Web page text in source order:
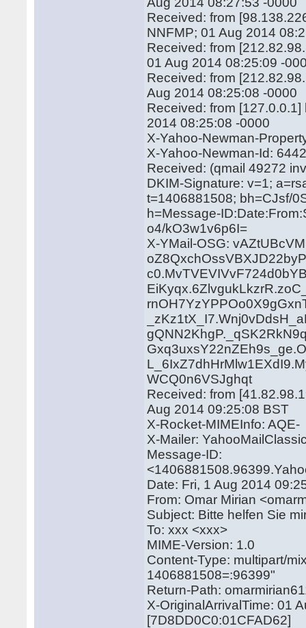
Received: from
NNFMP; 01 Aug 2014
Received: from
01 Aug 2014 08:25:09 -
Received: from
Aug 2014 08:25:08 -0000
Received: from
2014 08:25:08 -0000
X-Yahoo-Newman-
X-Yahoo-Newman-Id:
Received: (qmail 49272
DKIM-Signature: v=1;
t=1406881508; bh=CJsf/
h=Message-
o4/kO3w1v6p6I=
X-YMail-OSG:
WCQ0n6VSJghqt
Received: from
Aug 2014 09:25:08 BST
X-Rocket-MIMEInfo: AQE-
X-Mailer:
Message-ID:
Date: Fri, 1 Aug 2014
From: Omar Mirian
Subject: Bitte helfen Sie
To: xxx <xxx>
MIME-Version: 1.0
Content-Type: multipart/
1406881508=:96399"
Return-Path:
X-OriginalArrivalTime: 01
[7D8DD0C0:01CFAD62]